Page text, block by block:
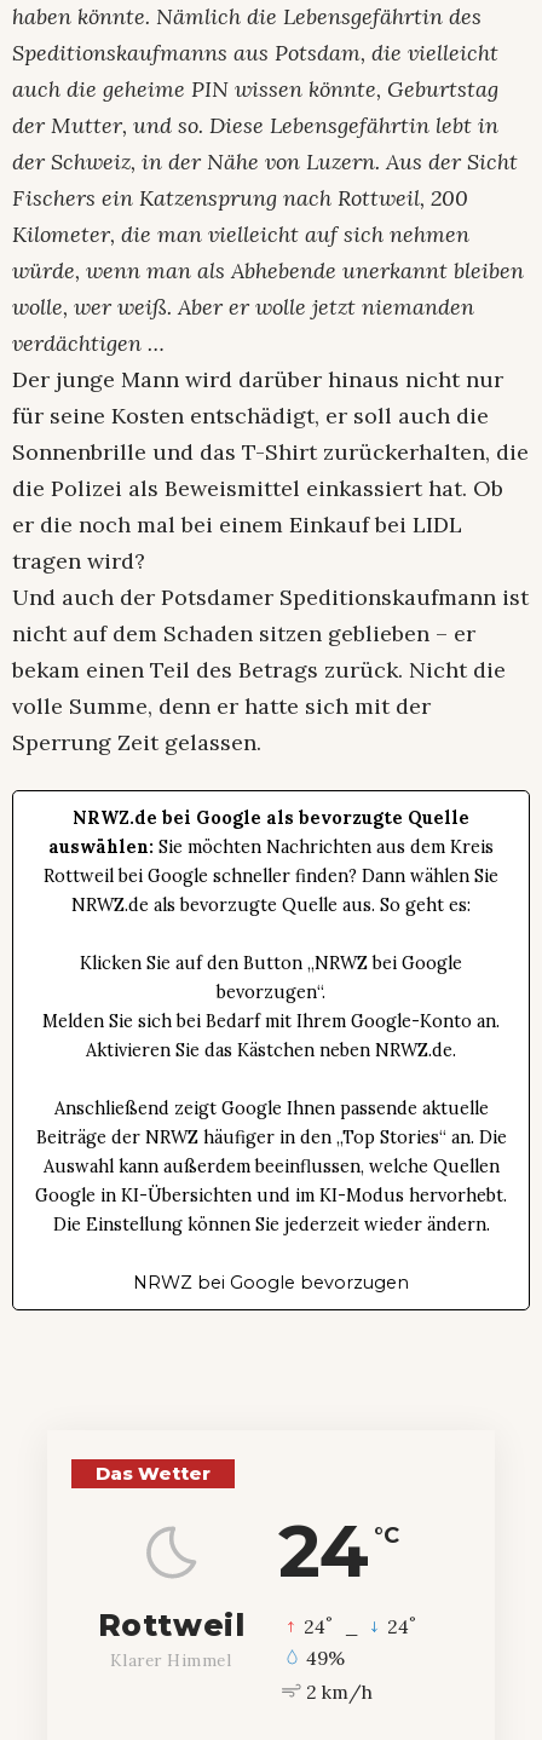
haben könnte. Nämlich die Lebensgefährtin des
Speditionskaufmanns aus Potsdam, die vielleicht
auch die geheime PIN wissen könnte, Geburtstag
der Mutter, und so. Diese Lebensgefährtin lebt in
der Schweiz, in der Nähe von Luzern. Aus der Sicht
Fischers ein Katzensprung nach Rottweil, 200
Kilometer, die man vielleicht auf sich nehmen
würde, wenn man als Abhebende unerkannt bleiben
wolle, wer weiß. Aber er wolle jetzt niemanden
verdächtigen …
Der junge Mann wird darüber hinaus nicht nur
für seine Kosten entschädigt, er soll auch die
Sonnenbrille und das T-Shirt zurückerhalten, die
die Polizei als Beweismittel einkassiert hat. Ob
er die noch mal bei einem Einkauf bei LIDL
tragen wird?
Und auch der Potsdamer Speditionskaufmann ist
nicht auf dem Schaden sitzen geblieben – er
bekam einen Teil des Betrags zurück. Nicht die
volle Summe, denn er hatte sich mit der
Sperrung Zeit gelassen.
NRWZ.de bei Google als bevorzugte Quelle
auswählen: Sie möchten Nachrichten aus dem Kreis
Rottweil bei Google schneller finden? Dann wählen Sie
NRWZ.de als bevorzugte Quelle aus. So geht es:
Klicken Sie auf den Button „NRWZ bei Google
bevorzugen“.
Melden Sie sich bei Bedarf mit Ihrem Google-Konto an.
Aktivieren Sie das Kästchen neben NRWZ.de.
Anschließend zeigt Google Ihnen passende aktuelle
Beiträge der NRWZ häufiger in den „Top Stories“ an. Die
Auswahl kann außerdem beeinflussen, welche Quellen
Google in KI-Übersichten und im KI-Modus hervorhebt.
Die Einstellung können Sie jederzeit wieder ändern.
NRWZ bei Google bevorzugen
Das Wetter
24 °C
Rottweil
Klarer Himmel
24° 24°
49%
2 km/h